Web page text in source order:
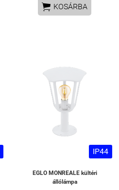
 KOSÁRBA
IP44
EGLO MONREALE kültéri
állólámpa